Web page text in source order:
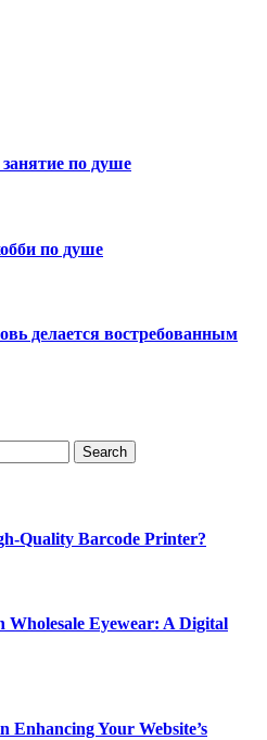
по душе
по душе
делается востребованным
Quality Barcode Printer?
Wholesale Eyewear: A Digital
Enhancing Your Website’s